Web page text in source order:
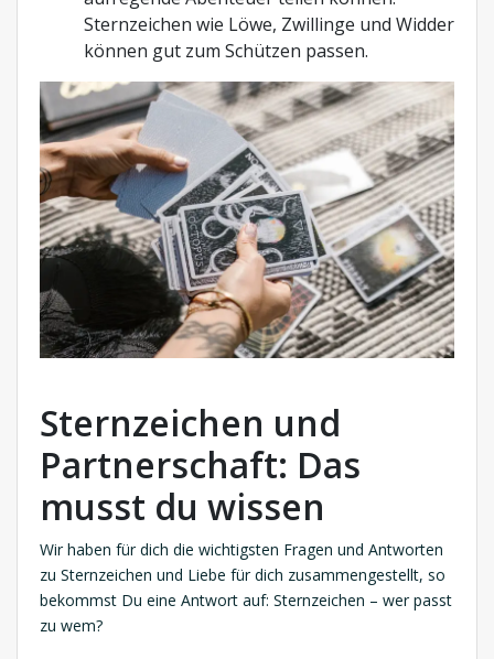
Sternzeichen wie Löwe, Zwillinge und Widder
können gut zum Schützen passen.
Sternzeichen und
Partnerschaft: Das
musst du wissen
Wir haben für dich die wichtigsten Fragen und Antworten
zu Sternzeichen und Liebe für dich zusammengestellt, so
bekommst Du eine Antwort auf: Sternzeichen – wer passt
zu wem?